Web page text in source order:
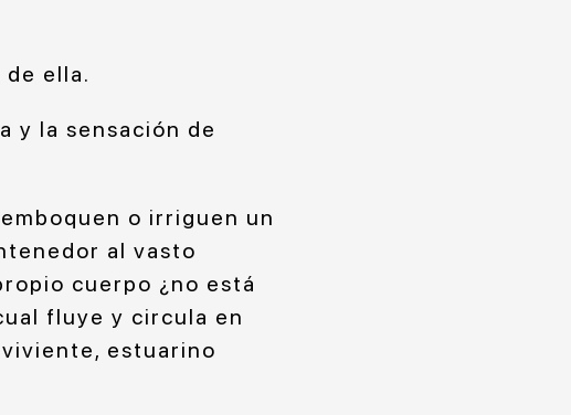
ella.
y la sensación de
o irriguen un
al vasto
cuerpo ¿no está
fluye y circula en
estuarino